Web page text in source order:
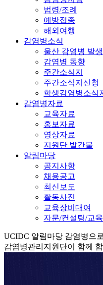
법령/조례
예방접종
해외여행
감염병소식
울산 감염병 발
감염병 동향
주간소식지
주간소식지신청
학생감염병소식
감염병자료
교육자료
홍보자료
영상자료
지원단 발간물
알림마당
공지사항
채용공고
최신보도
활동사진
교육장비대여
자문/컨설팅/교
UCIDC 알림마당 감염병으
감염병관리지원단이 함께